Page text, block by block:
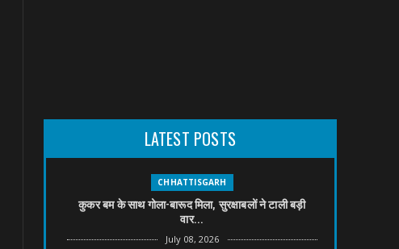
LATEST POSTS
CHHATTISGARH
कुकर बम के साथ गोला-बारूद मिला, सुरक्षाबलों ने टाली बड़ी
वार...
July 08, 2026